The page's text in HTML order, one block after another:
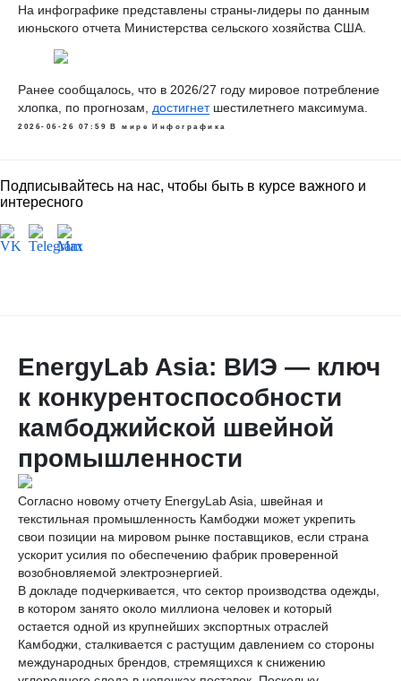
На инфографике представлены страны-лидеры по данным
июньского отчета Министерства сельского хозяйства США.
Ранее сообщалось, что в 2026/27 году мировое потребление
хлопка, по прогнозам, достигнетшестилетнего максимума.
2026-06-26 07:59 В мире Инфографика
Подписывайтесь на нас, чтобы быть в курсе важного и
интересного
EnergyLab Asia: ВИЭ — ключ
к конкурентоспособности
камбоджийской швейной
промышленности
Согласно новому отчету EnergyLab Asia, швейная и
текстильная промышленность Камбоджи может укрепить
свои позиции на мировом рынке поставщиков, если страна
ускорит усилия по обеспечению фабрик проверенной
возобновляемой электроэнергией.
В докладе подчеркивается, что сектор производства одежды,
в котором занято около миллиона человек и который
остается одной из крупнейших экспортных отраслей
Камбоджи, сталкивается с растущим давлением со стороны
международных брендов, стремящихся к снижению